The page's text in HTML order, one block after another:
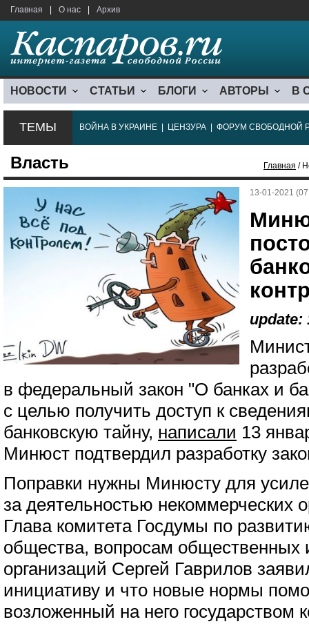
Главная О нас Архив
НОВОСТИ СТАТЬИ БЛОГИ АВТОРЫ В
ТЕМЫ ВОЙНА В УКРАИНЕ ЦЕНЗУРА ФОРУМ СВОБОДНОЙ
Власть Главная /
13-01-2021
update:
в федеральный закон "О банках и
с целью получить доступ к
банковскую тайну, написали 13
Минюст подтвердил разработку
Поправки нужны Минюсту для
за деятельностью некоммерческих
Глава комитета Госдумы по
общества, вопросам общественных
организаций Сергей Гаврилов
инициативу и что новые нормы
возложенный на него государством